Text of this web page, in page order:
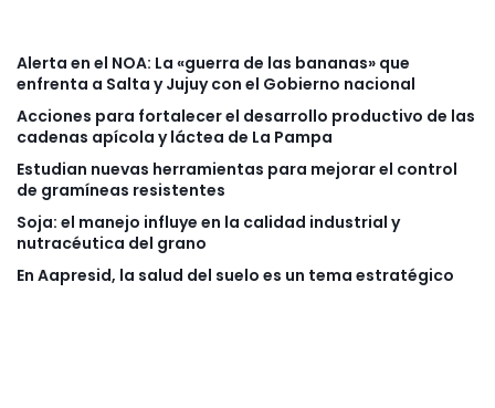
Alerta en el NOA: La «guerra de las bananas» que
enfrenta a Salta y Jujuy con el Gobierno nacional
Acciones para fortalecer el desarrollo productivo de las
cadenas apícola y láctea de La Pampa
Estudian nuevas herramientas para mejorar el control
de gramíneas resistentes
Soja: el manejo influye en la calidad industrial y
nutracéutica del grano
En Aapresid, la salud del suelo es un tema estratégico